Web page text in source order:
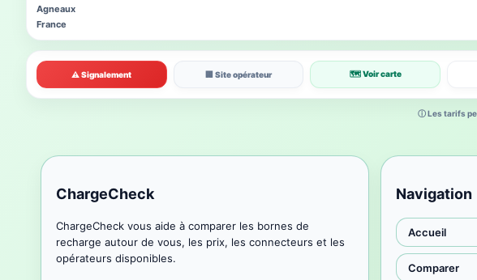
⚠ Signalement 🏢 Site opérateur 🗺 Voir carte
Agneaux
France
ⓘ Les tarifs
ChargeCheck
ChargeCheck vous aide à comparer les bornes de
recharge autour de vous, les prix, les connecteurs et les
opérateurs disponibles.
Navigation
Accueil
Comparer